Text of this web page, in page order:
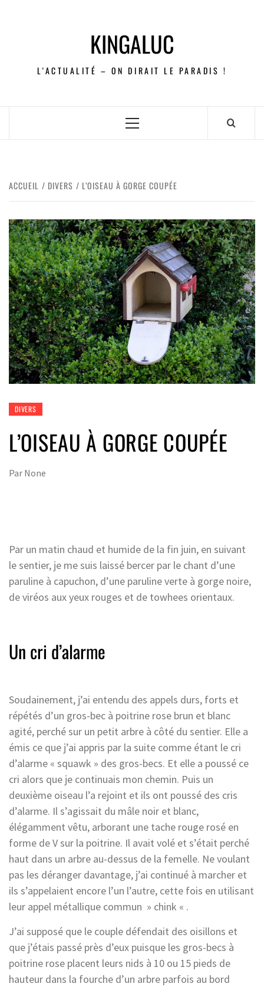
KINGALUC
L'ACTUALITÉ – ON DIRAIT LE PARADIS !
ACCUEIL DIVERS L’OISEAU À GORGE COUPÉE
DIVERS
L’OISEAU À GORGE COUPÉE
Par None
Par un matin chaud et humide de la fin juin, en suivant
le sentier, je me suis laissé bercer par le chant d’une
paruline à capuchon, d’une paruline verte à gorge noire,
de viréos aux yeux rouges et de towhees orientaux.
Un cri d’alarme
Soudainement, j’ai entendu des appels durs, forts et
répétés d’un gros-bec à poitrine rose brun et blanc
agité, perché sur un petit arbre à côté du sentier. Elle a
émis ce que j’ai appris par la suite comme étant le cri
d’alarme « squawk » des gros-becs. Et elle a poussé ce
cri alors que je continuais mon chemin. Puis un
deuxième oiseau l’a rejoint et ils ont poussé des cris
d’alarme. Il s’agissait du mâle noir et blanc,
élégamment vêtu, arborant une tache rouge rosé en
forme de V sur la poitrine. Il avait volé et s’était perché
haut dans un arbre au-dessus de la femelle. Ne voulant
pas les déranger davantage, j’ai continué à marcher et
ils s’appelaient encore l’un l’autre, cette fois en utilisant
leur appel métallique commun » chink « .
J’ai supposé que le couple défendait des oisillons et
que j’étais passé près d’eux puisque les gros-becs à
poitrine rose placent leurs nids à 10 ou 15 pieds de
hauteur dans la fourche d’un arbre parfois au bord